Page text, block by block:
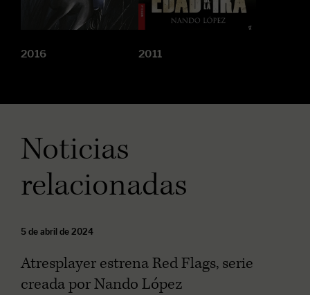
2016 2011
Noticias
relacionadas
5 de abril de 2024
Atresplayer estrena Red Flags, serie
creada por Nando López